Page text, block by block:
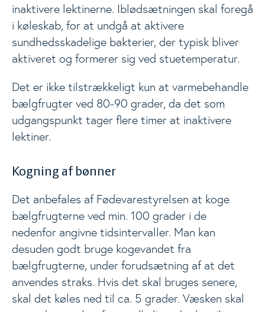
Materialer
Nyheder
Events
Analyser
inaktivere lektinerne. Iblødsætningen skal foregå
i køleskab, for at undgå at aktivere
sundhedsskadelige bakterier, der typisk bliver
aktiveret og formerer sig ved stuetemperatur.
Det er ikke tilstrækkeligt kun at varmebehandle
bælgfrugter ved 80-90 grader, da det som
udgangspunkt tager flere timer at inaktivere
lektiner.
Kogning af bønner
Det anbefales af Fødevarestyrelsen at koge
bælgfrugterne ved min. 100 grader i de
nedenfor angivne tidsintervaller. Man kan
desuden godt bruge kogevandet fra
bælgfrugterne, under forudsætning af at det
anvendes straks. Hvis det skal bruges senere,
skal det køles ned til ca. 5 grader. Væsken skal